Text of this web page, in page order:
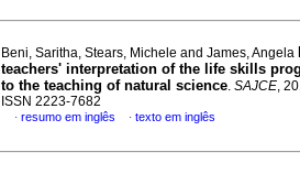
Beni, Saritha, Stears, Michele and James, Angela
teachers' interpretation of the life skills
to the teaching of natural science. SAJCE,
ISSN 2223-7682
· resumo em inglês · texto em inglês